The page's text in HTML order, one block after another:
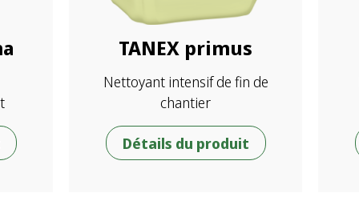
TANEX primus
Nettoyant intensif de fin de
chantier
Détails du produit